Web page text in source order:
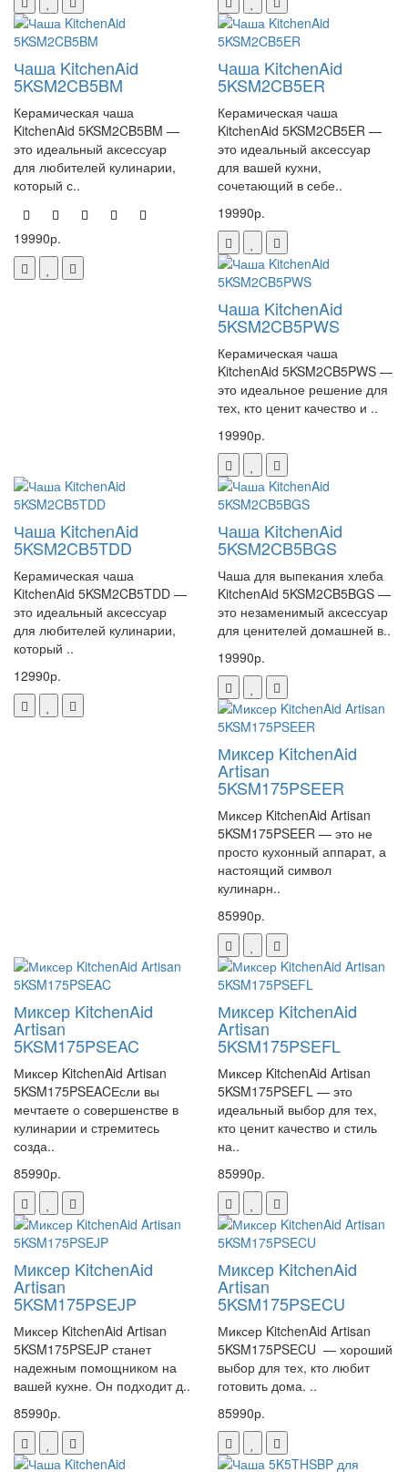
Чаша KitchenAid
5KSM2CB5BM
Керамическая чаша
KitchenAid 5KSM2CB5BM —
это идеальный аксессуар
для любителей кулинарии,
который с..
19990р.
Чаша KitchenAid
5KSM2CB5ER
Керамическая чаша
KitchenAid 5KSM2CB5ER —
это идеальный аксессуар
для вашей кухни,
сочетающий в себе..
19990р.
Чаша KitchenAid
5KSM2CB5PWS
Керамическая чаша
KitchenAid 5KSM2CB5PWS —
это идеальное решение для
тех, кто ценит качество и ..
19990р.
Чаша KitchenAid
5KSM2CB5TDD
Керамическая чаша
KitchenAid 5KSM2CB5TDD —
это идеальный аксессуар
для любителей кулинарии,
который ..
12990р.
Чаша KitchenAid
5KSM2CB5BGS
Чаша для выпекания хлеба
KitchenAid 5KSM2CB5BGS —
это незаменимый аксессуар
для ценителей домашней в..
19990р.
Миксер KitchenAid
Artisan
5KSM175PSEER
Миксер KitchenAid Artisan
5KSM175PSEER — это не
просто кухонный аппарат, а
настоящий символ
кулинарн..
85990р.
Миксер KitchenAid
Artisan
5KSM175PSEAC
Миксер KitchenAid Artisan
5KSM175PSEACЕсли вы
мечтаете о совершенстве в
кулинарии и стремитесь
созда..
85990р.
Миксер KitchenAid
Artisan
5KSM175PSEFL
Миксер KitchenAid Artisan
5KSM175PSEFL — это
идеальный выбор для тех,
кто ценит качество и стиль
на..
85990р.
Миксер KitchenAid
Artisan
5KSM175PSEJP
Миксер KitchenAid Artisan
5KSM175PSEJP станет
надежным помощником на
вашей кухне. Он подходит д..
85990р.
Миксер KitchenAid
Artisan
5KSM175PSECU
Миксер KitchenAid Artisan
5KSM175PSECU — хороший
выбор для тех, кто любит
готовить дома. ..
85990р.